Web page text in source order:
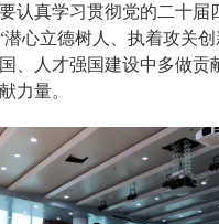
认真学习贯彻党的二十届
心立德树人、执着攻关
、人才强国建设中多做
力量。